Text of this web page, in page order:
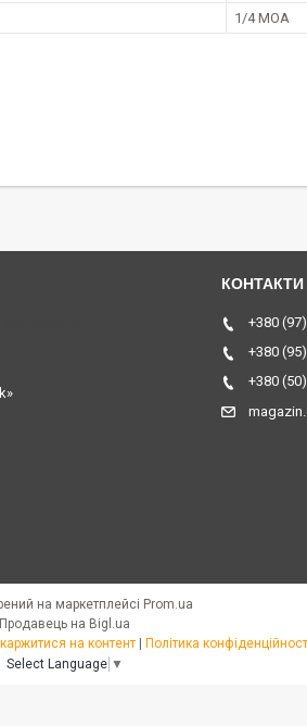
1/4 MOA
+380
+380
+380
на маркетплейсі Prom.ua
Продавець на Bigl.ua
на контент
Політика
Select Language ▼